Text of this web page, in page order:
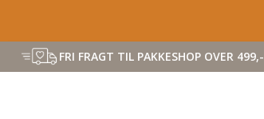
FRI FRAGT TIL PAKKESHOP OVER 499,-